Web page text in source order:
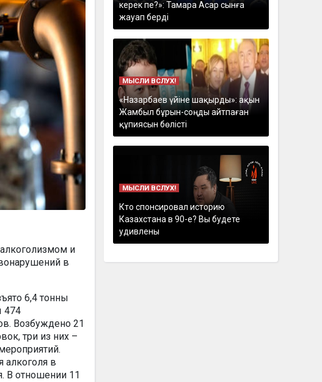
и
в
6,4 тонны
474
Возбуждено 21
три из них –
алкоголя в
В отношении 11
керек пе?»: Тамара Асар сынға
жауап берді
МЫСЛИ ВСЛУХ!
«Назарбаев үйіне шақырды»: ақын
Жамбыл бұрын-соңды айтпаған
құпиясын бөлісті
МЫСЛИ ВСЛУХ!
Кто спонсировал историю
Казахстана в 90-е? Вы будете
удивлены